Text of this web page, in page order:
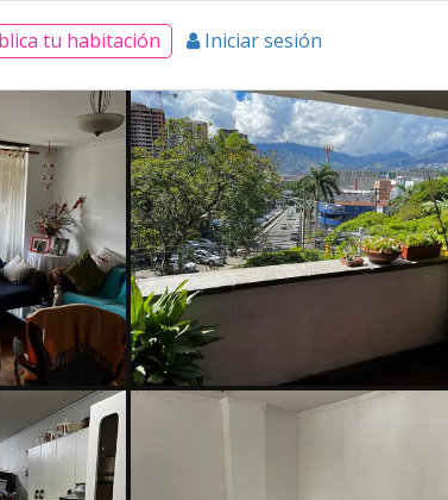
tu habitación Iniciar sesión